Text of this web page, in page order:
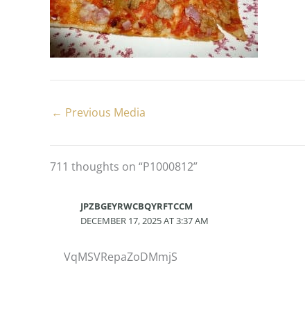
← Previous Media
711 thoughts on “P1000812”
JPZBGEYRWCBQYRFTCCM
DECEMBER 17, 2025 AT 3:37 AM
VqMSVRepaZoDMmjS